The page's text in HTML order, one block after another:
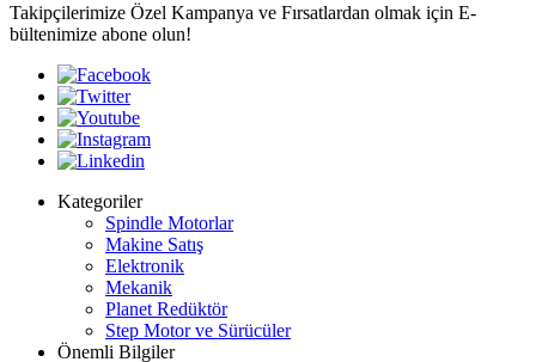
Takipçilerimize Özel Kampanya ve Fırsatlardan olmak için E-
bültenimize abone olun!
Kategoriler
Spindle Motorlar
Makine Satış
Elektronik
Mekanik
Planet Redüktör
Step Motor ve Sürücüler
Önemli Bilgiler